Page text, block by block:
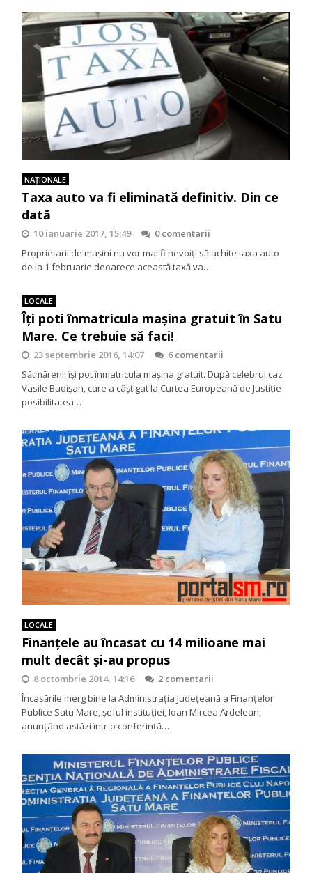
NAŢIONALE
Taxa auto va fi eliminată definitiv. Din ce
dată
10 ianuarie 2017, 15:49
0 comentarii
Proprietarii de mașini nu vor mai fi nevoiți să achite taxa auto
de la 1 februarie deoarece această taxă va…
LOCALE
Îți poti înmatricula mașina gratuit în Satu
Mare. Ce trebuie să faci!
23 septembrie 2016, 14:07
6 comentarii
Sătmărenii își pot înmatricula mașina gratuit. După celebrul caz
Vasile Budișan, care a câștigat la Curtea Europeană de Justiție
posibilitatea…
LOCALE
Finanţele au încasat cu 14 milioane mai
mult decât și-au propus
8 octombrie 2014, 14:16
2 comentarii
Încasările merg bine la Administraţia Judeţeană a Finanţelor
Publice Satu Mare, şeful instituţiei, Ioan Mircea Ardelean,
anunţând astăzi într-o conferinţă…